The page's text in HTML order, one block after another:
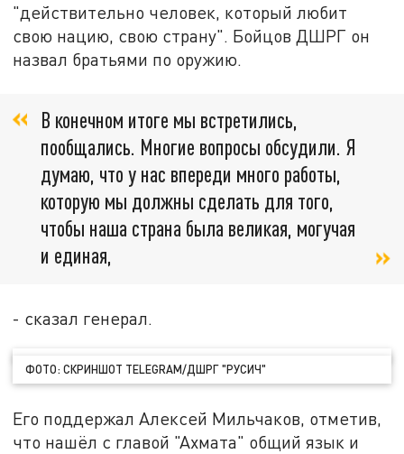
"действительно человек, который любит
свою нацию, свою страну". Бойцов ДШРГ он
назвал братьями по оружию.
В конечном итоге мы встретились,
пообщались. Многие вопросы обсудили. Я
думаю, что у нас впереди много работы,
которую мы должны сделать для того,
чтобы наша страна была великая, могучая
и единая,
- сказал генерал.
ФОТО: СКРИНШОТ TELEGRAM/ДШРГ "РУСИЧ"
Его поддержал Алексей Мильчаков, отметив,
что нашёл с главой "Ахмата" общий язык и